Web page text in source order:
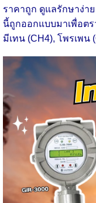
ราคาถูก ดูแลรักษาง่า
นี้ถูกออกแบบมาเพื่อตร
มีเทน (CH4), โพรเพน